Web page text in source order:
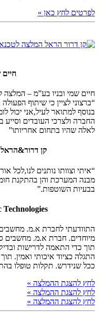
לפרטים לחץ כאן »
חיים
חיים שמי ובניו בע”מ –
“ברצוני לציין כי שיתוף
בנוסף למתואר לעיל,אני יכול
החברה ולצרכי העובדים וסייע
לאלה שהיו בתחום אחריותו”
קן דרור&הראל
“איתי וצוותו נותנים לנו,לכל
מבנה המערכת והן בהתקנת
בבעיות השוטפות.”
התוודעתי לחברת א.מ. מחשבים
מיוחדים. חברת א.מ. מחשבים
תוך כדי התאמה לדרישות
התגלה כציוד איכותי ואמין. תוך
ככל שנידרש. תקלות טופלו
לחץ להצגת ההמלצה »
לחץ להצגת ההמלצה »
לחץ להצגת ההמלצה »